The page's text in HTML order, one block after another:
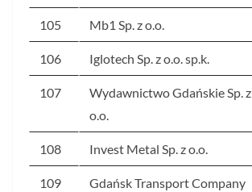
105 Mb1 Sp. z o.o.
106 Iglotech Sp. z o.o. sp.k.
107
Wydawnictwo Gdańskie Sp. z
o.o.
108 Invest Metal Sp. z o.o.
109
Gdańsk Transport Company